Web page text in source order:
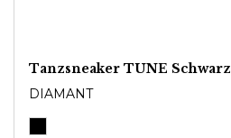
Tanzsneaker TUNE Schwarz
DIAMANT